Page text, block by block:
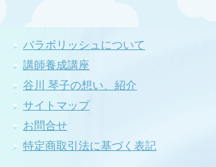
バラボリッシュについて
講師養成講座
谷川 琴子の想い、紹介
サイトマップ
お問合せ
特定商取引法に基づく表記